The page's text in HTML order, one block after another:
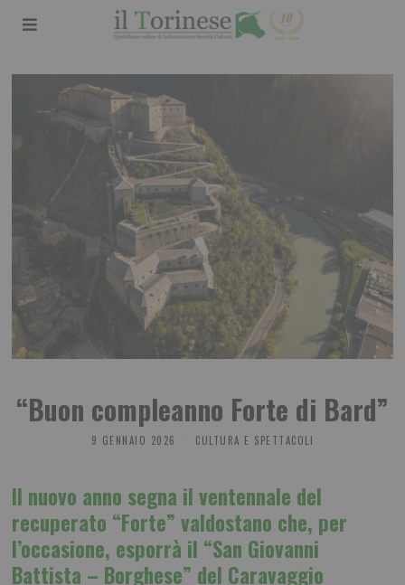
“Buon compleanno Forte di Bard”
9 GENNAIO 2026 CULTURA E SPETTACOLI
Il nuovo anno segna il ventennale del
recuperato “Forte” valdostano che, per
l’occasione, esporrà il “San Giovanni
Battista – Borghese” del Caravaggio